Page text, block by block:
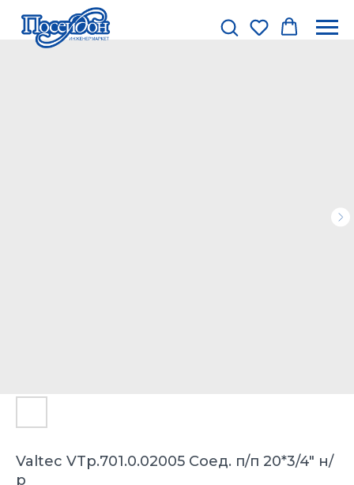
Valtec VTp.701.0.02005 Соед. п/п 20*3/4" н/
р